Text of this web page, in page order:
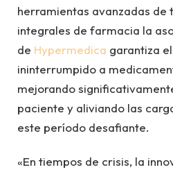
herramientas avanzadas de
integrales de farmacia la
de Hypermedica garantiza
ininterrumpido a
mejorando
paciente y aliviando las
este período desafiante.
«En tiempos de crisis, la